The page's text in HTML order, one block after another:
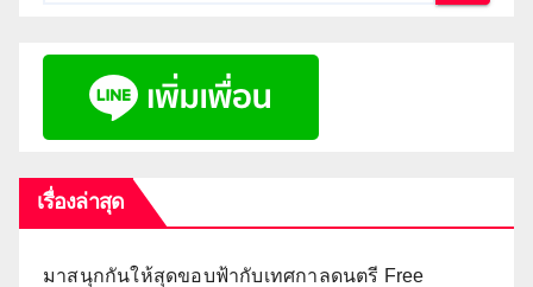
เรื่องล่าสุด
มาสนุกกันให้สุดขอบฟ้ากับเทศกาลดนตรี Free